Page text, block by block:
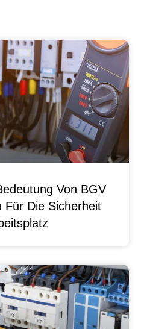
Von BGV
Für Die Sicherheit